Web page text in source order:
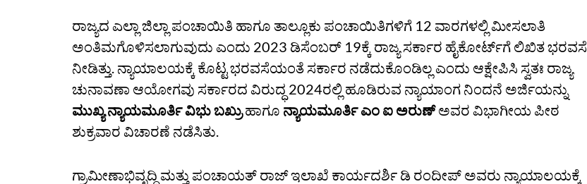
ರಾಜ್ಯದ ಎಲ್ಲಾ ಜಿಲ್ಲಾ ಪಂಚಾಯಿತಿ ಹಾಗೂ ತಾಲ್ಲೂಕು ಪಂಚಾಯಿತಿಗಳಿಗೆ 12 ವಾರಗಳಲ್ಲಿ ಮೀಸಲಾತಿ
ಅಂತಿಮಗೊಳಿಸಲಾಗುವುದು ಎಂದು 2023 ಡಿಸೆಂಬರ್ 19ಕ್ಕೆ ರಾಜ್ಯ ಸರ್ಕಾರ ಹೈಕೋರ್ಟ್‌ಗೆ ಲಿಖಿತ ಭರವಸೆ
ನೀಡಿತ್ತು. ನ್ಯಾಯಾಲಯಕ್ಕೆ ಕೊಟ್ಟ ಭರವಸೆಯಂತೆ ಸರ್ಕಾರ ನಡೆದುಕೊಂಡಿಲ್ಲ ಎಂದು ಆಕ್ಷೇಪಿಸಿ ಸ್ವತಃ ರಾಜ್ಯ
ಚುನಾವಣಾ ಆಯೋಗವು ಸರ್ಕಾರದ ವಿರುದ್ಧ 2024ರಲ್ಲಿ ಹೂಡಿರುವ ನ್ಯಾಯಾಂಗ ನಿಂದನೆ ಅರ್ಜಿಯನ್ನು
ಮುಖ್ಯ ನ್ಯಾಯಮೂರ್ತಿ ವಿಭು ಬಖ್ರುಹಾಗೂ ನ್ಯಾಯಮೂರ್ತಿ ಎಂ ಐ ಅರುಣ್ಅವರ ವಿಭಾಗೀಯ ಪೀಠ
ಶುಕ್ರವಾರ ವಿಚಾರಣೆ ನಡೆಸಿತು.
ಗ್ರಾಮೀಣಾಭಿವೃದ್ದಿ ಮತ್ತು ಪಂಚಾಯತ್ ರಾಜ್ ಇಲಾಖೆ ಕಾರ್ಯದರ್ಶಿ ಡಿ ರಂದೀಪ್ ಅವರು ನ್ಯಾಯಾಲಯಕ್ಕೆ